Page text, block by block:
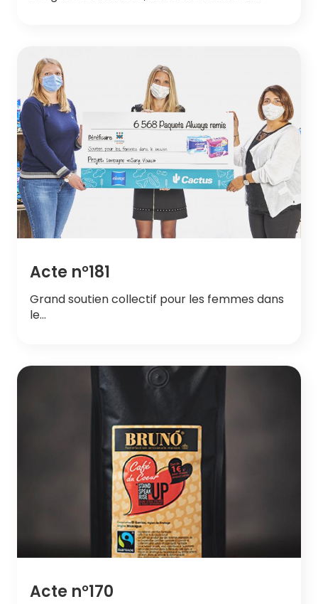
Acte n°181
Grand soutien collectif pour les femmes dans
le…
Acte n°170